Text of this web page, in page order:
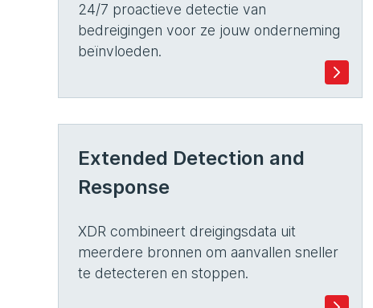
24/7 proactieve detectie van
bedreigingen voor ze jouw onderneming
beïnvloeden.
Extended Detection and
Response
XDR combineert dreigingsdata uit
meerdere bronnen om aanvallen sneller
te detecteren en stoppen.